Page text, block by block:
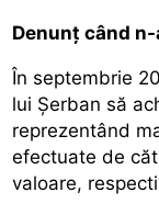
Denunț când
În septembrie
lui Șerban să
reprezentând
efectuate de
valoare,